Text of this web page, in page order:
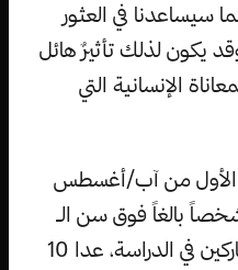
سيساعدنا في العثور
يكون لذلك تأثيرٌ هائل
الإنسانية التي
الأول من آب/أغسطس
2019 حوالي 158 شخصاً بالغاً فوق سن الـ
50، في حين كان جميع المشاركين في الدراسة، عدا 10